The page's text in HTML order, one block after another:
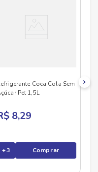
simplesmente para
estilo. Disponível
onde você
qualquer
Coca Cola Sem
Pet 1,5L
8,29
+3 Comprar